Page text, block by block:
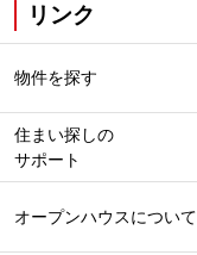
リンク
物件を探す
住まい探しの
サポート
オープンハウスについて